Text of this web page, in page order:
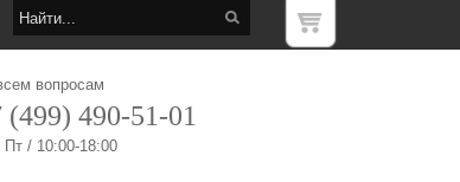
вопросам
(499) 490-51-01
Пт / 10:00-18:00